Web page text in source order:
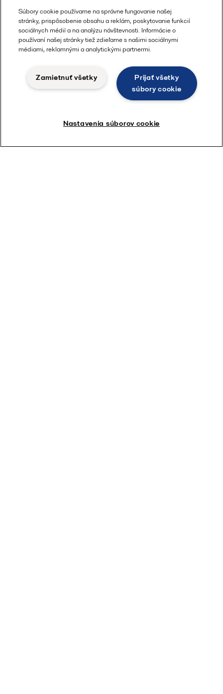
Súbory cookie používame na správne fungovanie našej
stránky, prispôsobenie obsahu a reklám, poskytovanie funkcií
sociálnych médií a na analýzu návštevnosti. Informácie o
používaní našej stránky tiež zdieľame s našimi sociálnymi
médiami, reklamnými a analytickými partnermi.
Prijať všetky
súbory cookie
Zamietnuť všetky
Nastavenia súborov cookie